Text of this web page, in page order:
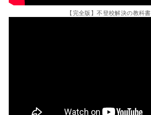
【完全版】不登校解決の教科書